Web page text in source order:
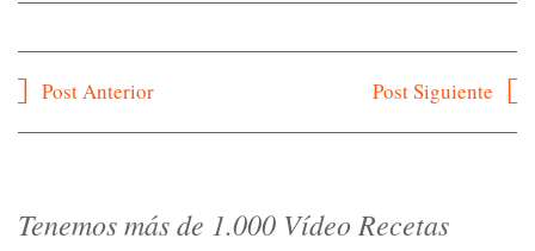
Navegación
Post Anterior Post Siguiente
Tenemos más de 1.000 Vídeo Recetas